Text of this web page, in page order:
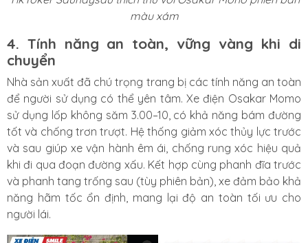
màu xám
4. Tính năng an toàn, vững vàng khi di
chuyển
Nhà sản xuất đã chú trọng trang bị các tính năng an toàn
để người sử dụng có thể yên tâm. Xe điện Osakar Momo
sử dụng lốp không săm 3.00–10, có khả năng bám đường
tốt và chống trơn trượt. Hệ thống giảm xóc thủy lực trước
và sau giúp xe vận hành êm ái, chống rung xóc hiệu quả
khi đi qua đoạn đường xấu. Kết hợp cùng phanh đĩa trước
và phanh tang trống sau (tùy phiên bản), xe đảm bảo khả
năng hãm tốc ổn định, mang lại độ an toàn tối ưu cho
người lái.